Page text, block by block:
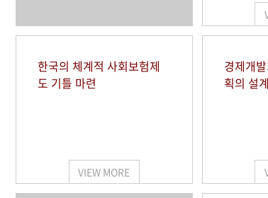
한국의 체계적 사회보험제
도 기틀 마련
VIEW MORE
경제개
획의 설